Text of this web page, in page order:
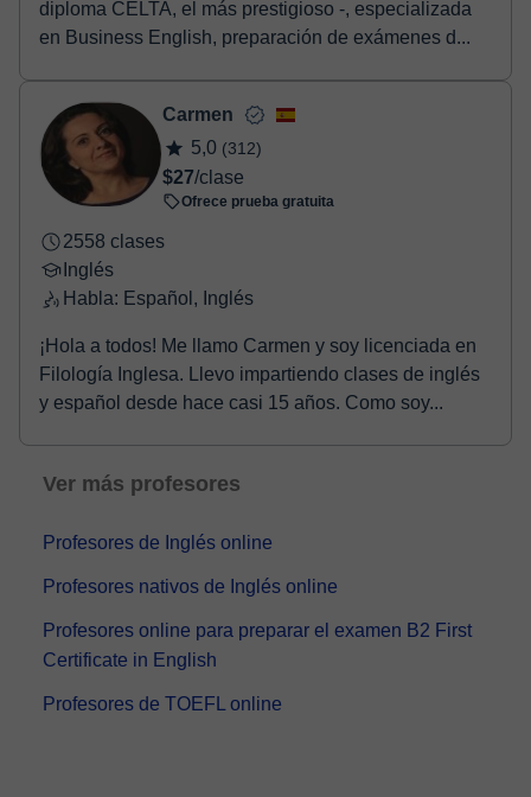
diploma CELTA, el más prestigioso -, especializada
en Business English, preparación de exámenes d...
Carmen
5,0 (312)
$27/clase
Ofrece prueba gratuita
2558 clases
Inglés
Habla: Español, Inglés
¡Hola a todos! Me llamo Carmen y soy licenciada en
Filología Inglesa. Llevo impartiendo clases de inglés
y español desde hace casi 15 años. Como soy...
Ver más profesores
Profesores de Inglés online
Profesores nativos de Inglés online
Profesores online para preparar el examen B2 First
Certificate in English
Profesores de TOEFL online